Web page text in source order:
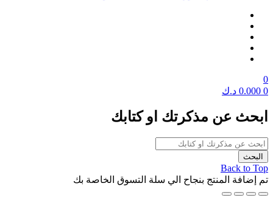
0
0
0.000 د.ك
ابحث عن مذكرتك او كتابك
Back to Top
تم إضافة المنتج بنجاح الي سلة التسوق الخاصة بك